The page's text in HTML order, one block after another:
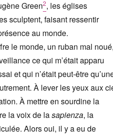
Green2, les églises
sculptent, faisant ressentir
au monde.
le monde, un ruban mal noué,
ce qui m’était apparu
et qui n’était peut-être
À lever les yeux aux
À mettre en sourdine la
la voix de lasapienza, la
Alors oui, il y a eu de